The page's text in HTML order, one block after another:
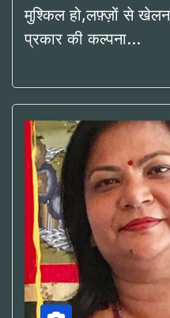
मुश्किल हो,लफ़्ज़ों से
प्रकार की कल्पना…